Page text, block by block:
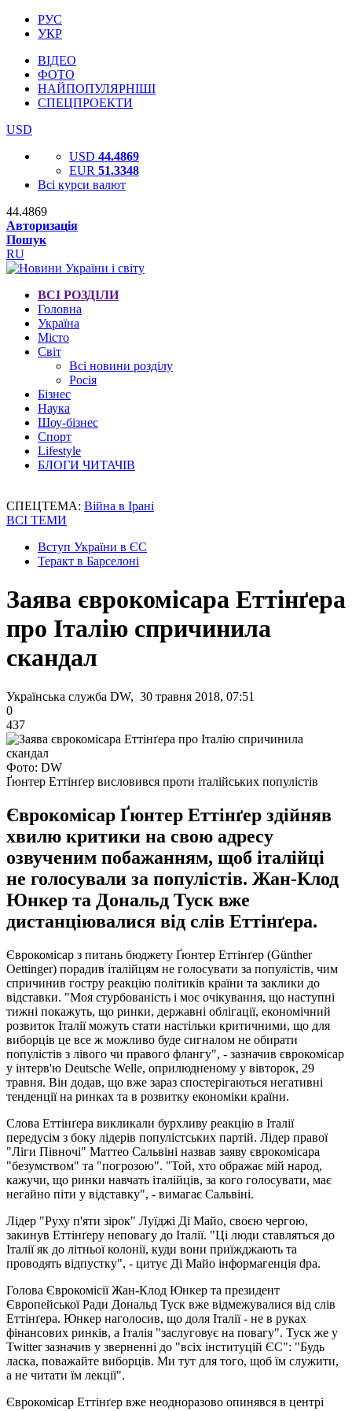
РУС
УКР
ВІДЕО
ФОТО
НАЙПОПУЛЯРНІШІ
СПЕЦПРОЕКТИ
USD
USD 44.4869
EUR 51.3348
Всі курси валют
44.4869
Авторизація
Пошук
RU
ВСІ РОЗДІЛИ
Головна
Україна
Місто
Світ
Всі новини розділу
Росія
Бізнес
Наука
Шоу-бізнес
Спорт
Lifestyle
БЛОГИ ЧИТАЧІВ
СПЕЦТЕМА: Війна в Ірані
ВСІ ТЕМИ
Вступ України в ЄС
Теракт в Барселоні
Заява єврокомісара Еттінґера
про Італію спричинила
скандал
Українська служба DW, 30 травня 2018, 07:51
0
437
Фото: DW
Ґюнтер Еттінґер висловився проти італійських популістів
Єврокомісар Ґюнтер Еттінґер здійняв
хвилю критики на свою адресу
озвученим побажанням, щоб італійці
не голосували за популістів. Жан-Клод
Юнкер та Дональд Туск вже
дистанціювалися від слів Еттінґера.
Єврокомісар з питань бюджету Ґюнтер Еттінґер (Günther
Oettinger) порадив італійцям не голосувати за популістів, чим
спричинив гостру реакцію політиків країни та заклики до
відставки. "Моя стурбованість і моє очікування, що наступні
тижні покажуть, що ринки, державні облігації, економічний
розвиток Італії можуть стати настільки критичними, що для
виборців це все ж можливо буде сигналом не обирати
популістів з лівого чи правого флангу", - зазначив єврокомісар
у інтерв'ю Deutsche Welle, оприлюдненому у вівторок, 29
травня. Він додав, що вже зараз спостерігаються негативні
тенденції на ринках та в розвитку економіки країни.
Слова Еттінґера викликали бурхливу реакцію в Італії
передусім з боку лідерів популістських партій. Лідер правої
"Ліги Півночі" Маттео Сальвіні назвав заяву єврокомісара
"безумством" та "погрозою". "Той, хто ображає мій народ,
кажучи, що ринки навчать італійців, за кого голосувати, має
негайно піти у відставку", - вимагає Сальвіні.
Лідер "Руху п'яти зірок" Луїджі Ді Майо, своєю чергою,
закинув Еттінґеру неповагу до Італії. "Ці люди ставляться до
Італії як до літньої колонії, куди вони приїжджають та
проводять відпустку", - цитує Ді Майо інформагенція dpa.
Голова Єврокомісії Жан-Клод Юнкер та президент
Європейської Ради Дональд Туск вже відмежувалися від слів
Еттінґера. Юнкер наголосив, що доля Італії - не в руках
фінансових ринків, а Італія "заслуговує на повагу". Туск же у
Twitter зазначив у зверненні до "всіх інституцій ЄС": "Будь
ласка, поважайте виборців. Ми тут для того, щоб їм служити,
а не читати їм лекції".
Єврокомісар Еттінґер вже неодноразово опинявся в центрі